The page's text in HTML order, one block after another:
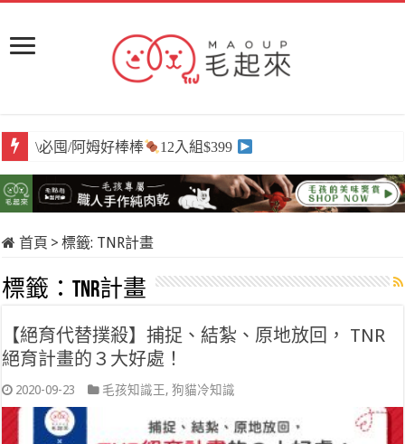
\必囤/阿姆好棒棒 12入組$399
首頁 > 標籤: TNR計畫
標籤：TNR計畫
【絕育代替撲殺】捕捉、結紮、原地放回， TNR
絕育計畫的３大好處！
2020-09-23 毛孩知識王,狗貓冷知識